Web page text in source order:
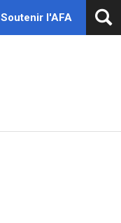
Soutenir l'AFA